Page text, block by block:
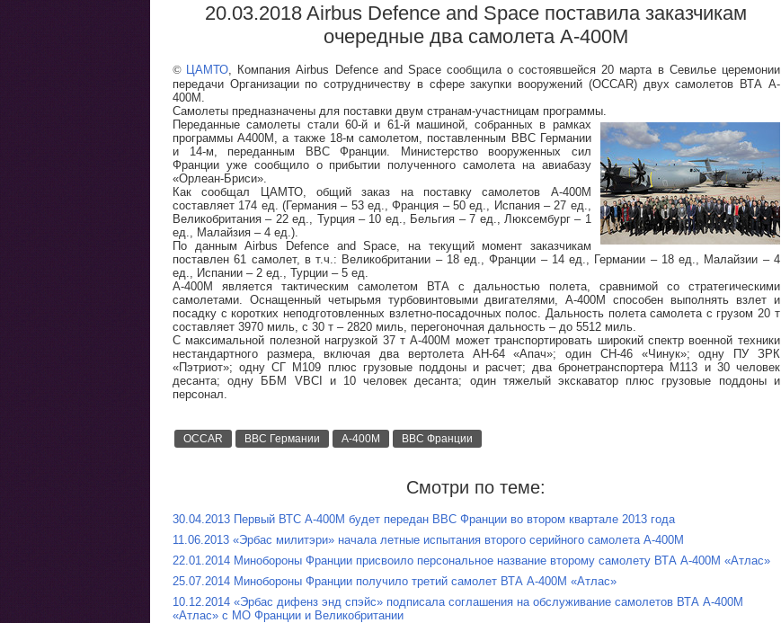
20.03.2018 Airbus Defence and Space поставила заказчикам
очередные два самолета A-400M
© ЦАМТО , Компания Airbus Defence and Space сообщила о состоявшейся 20 марта в Севилье церемонии
передачи Организации по сотрудничеству в сфере закупки вооружений (OCCAR) двух самолетов ВТА A-
400M.
Самолеты предназначены для поставки двум странам-участницам программы.
Переданные самолеты стали 60-й и 61-й машиной, собранных в рамках
программы A400M, а также 18-м самолетом, поставленным ВВС Германии
и 14-м, переданным ВВС Франции. Министерство вооруженных сил
Франции уже сообщило о прибытии полученного самолета на авиабазу
«Орлеан-Бриси».
Как сообщал ЦАМТО, общий заказ на поставку самолетов A-400M
составляет 174 ед. (Германия – 53 ед., Франция – 50 ед., Испания – 27 ед.,
Великобритания – 22 ед., Турция – 10 ед., Бельгия – 7 ед., Люксембург – 1
ед., Малайзия – 4 ед.).
По данным Airbus Defence and Space, на текущий момент заказчикам
поставлен 61 самолет, в т.ч.: Великобритании – 18 ед., Франции – 14 ед., Германии – 18 ед., Малайзии – 4
ед., Испании – 2 ед., Турции – 5 ед.
A-400M является тактическим самолетом ВТА с дальностью полета, сравнимой со стратегическими
самолетами. Оснащенный четырьмя турбовинтовыми двигателями, A-400M способен выполнять взлет и
посадку с коротких неподготовленных взлетно-посадочных полос. Дальность полета самолета с грузом 20 т
составляет 3970 миль, с 30 т – 2820 миль, перегоночная дальность – до 5512 миль.
С максимальной полезной нагрузкой 37 т A-400M может транспортировать широкий спектр военной техники
нестандартного размера, включая два вертолета AH-64 «Апач»; один CH-46 «Чинук»; одну ПУ ЗРК
«Пэтриот»; одну СГ M109 плюс грузовые поддоны и расчет; два бронетранспортера M113 и 30 человек
десанта; одну ББМ VBCI и 10 человек десанта; один тяжелый экскаватор плюс грузовые поддоны и
персонал.
OCCAR ВВС Германии A-400M ВВС Франции
Смотри по теме:
30.04.2013 Первый ВТС A-400M будет передан ВВС Франции во втором квартале 2013 года
11.06.2013 «Эрбас милитэри» начала летные испытания второго серийного самолета A-400M
22.01.2014 Минобороны Франции присвоило персональное название второму самолету ВТА A-400M «Атлас»
25.07.2014 Минобороны Франции получило третий самолет ВТА A-400M «Атлас»
10.12.2014 «Эрбас дифенз энд спэйс» подписала соглашения на обслуживание самолетов ВТА A-400M
«Атлас» с МО Франции и Великобритании